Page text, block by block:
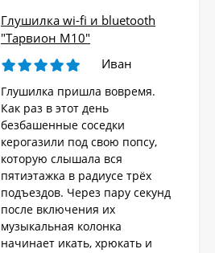
Глушилка wi-fi и bluetooth
"Тарвион M10"
Иван
Глушилка пришла вовремя.
Как раз в этот день
безбашенные соседки
керогазили под свою попсу,
которую слышала вся
пятиэтажка в радиусе трёх
подъездов. Через пару секунд
после включения их
музыкальная колонка
начинает икать, хрюкать и